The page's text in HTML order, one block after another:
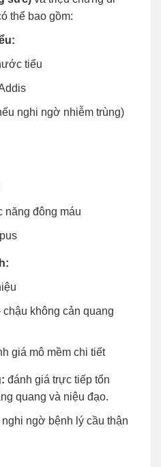
thể bao gồm:
tiểu
nghi ngờ nhiễm trùng)
năng đông máu
không cản quang
giá mô mềm chi tiết
đánh giá trực tiếp tổn
quang và niệu đạo.
nghi ngờ bệnh lý cầu thận